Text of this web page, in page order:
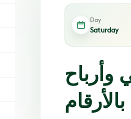
Day
Saturday
وأرباح